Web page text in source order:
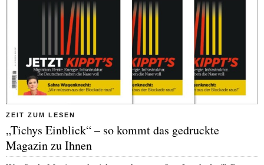
ZEIT ZUM LESEN
„Tichys Einblick“ – so kommt das gedruckte
Magazin zu Ihnen